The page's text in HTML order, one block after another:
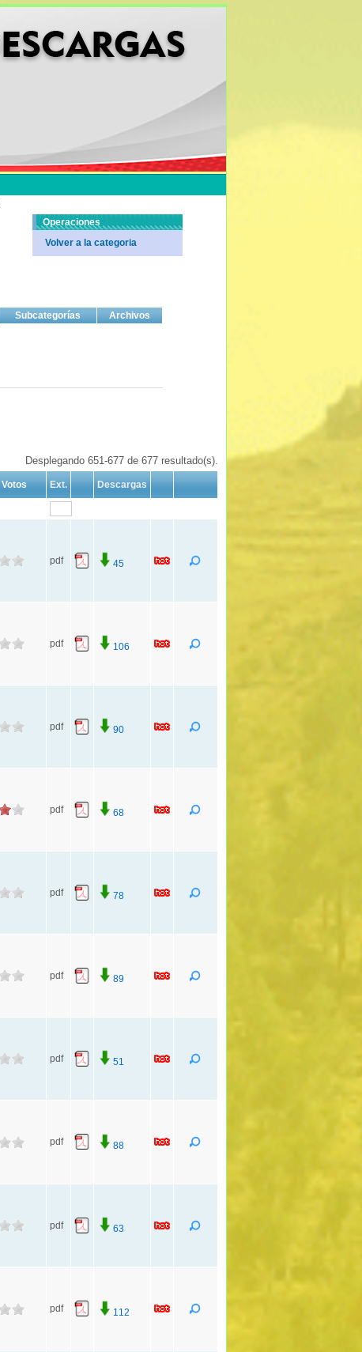
Subcategorías Archivos
Desplegando 651-677 de 677 resultado(s).
Votos Ext. Descargas
pdf 45
pdf 106
pdf 90
pdf 68
pdf 78
pdf 89
pdf 51
pdf 88
pdf 63
pdf 112
Operaciones
Volver a la categoria